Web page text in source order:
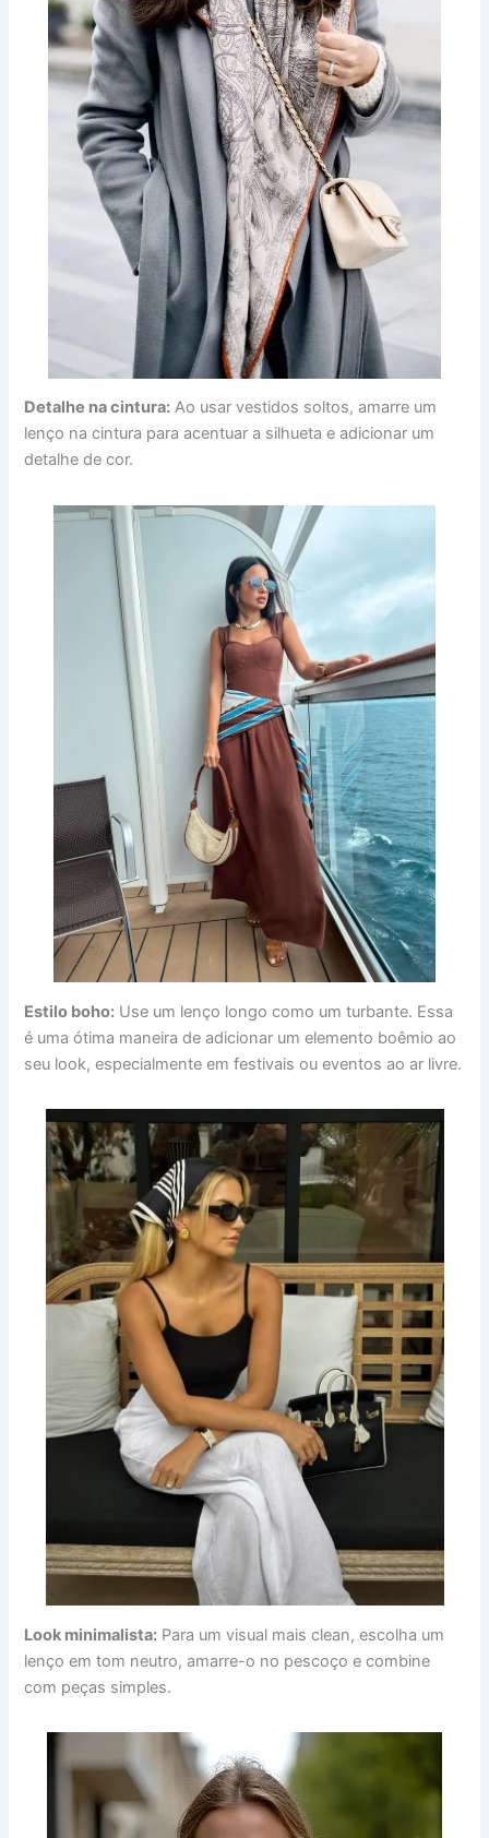
Detalhe na cintura: Ao usar vestidos soltos, amarre um
lenço na cintura para acentuar a silhueta e adicionar um
detalhe de cor.
Estilo boho: Use um lenço longo como um turbante. Essa
é uma ótima maneira de adicionar um elemento boêmio ao
seu look, especialmente em festivais ou eventos ao ar livre.
Look minimalista: Para um visual mais clean, escolha um
lenço em tom neutro, amarre-o no pescoço e combine
com peças simples.